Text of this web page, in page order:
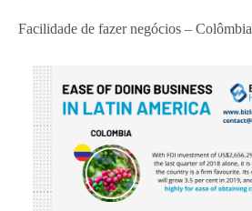
Facilidade de fazer negócios – Colômbia